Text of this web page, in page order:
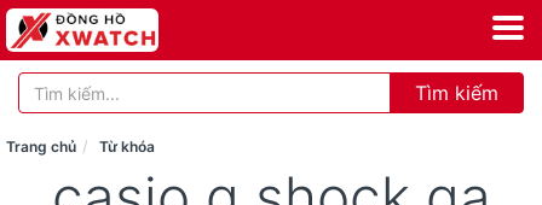
Tìm kiếm
Trang chủ Từ khóa